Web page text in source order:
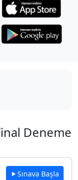
Deneme
Sınava Başla